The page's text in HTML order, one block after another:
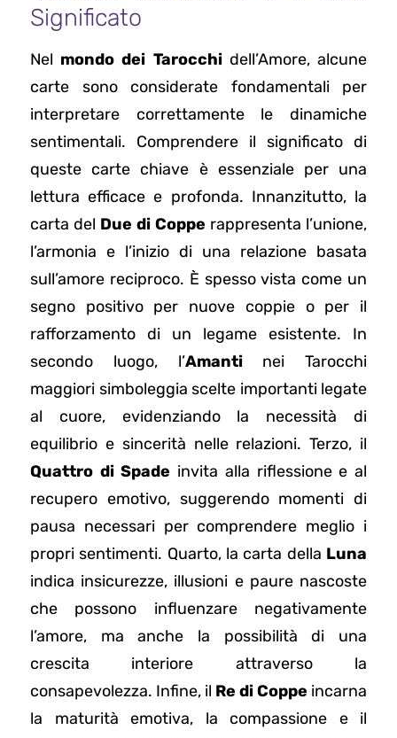
Significato
Nel mondo dei Tarocchidell’Amore, alcune
carte sono considerate fondamentali per
interpretare correttamente le dinamiche
sentimentali. Comprendere il significato di
queste carte chiave è essenziale per una
lettura efficace e profonda. Innanzitutto, la
carta del Due di Coppe rappresenta l’unione,
l’armonia e l’inizio di una relazione basata
sull’amore reciproco. È spesso vista come un
segno positivo per nuove coppie o per il
rafforzamento di un legame esistente. In
secondo luogo, l’Amantinei Tarocchi
maggiori simboleggia scelte importanti legate
al cuore, evidenziando la necessità di
equilibrio e sincerità nelle relazioni. Terzo, il
Quattro di Spade invita alla riflessione e al
recupero emotivo, suggerendo momenti di
pausa necessari per comprendere meglio i
propri sentimenti. Quarto, la carta della Luna
indica insicurezze, illusioni e paure nascoste
che possono influenzare negativamente
l’amore, ma anche la possibilità di una
crescita interiore attraverso la
consapevolezza. Infine, il Re di Coppe incarna
la maturità emotiva, la compassione e il